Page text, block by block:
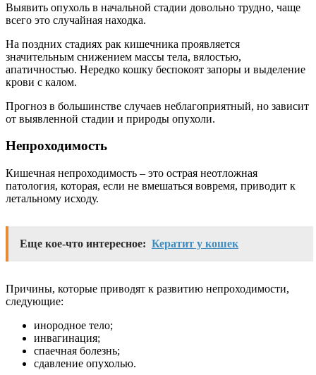
Выявить опухоль в начальной стадии довольно трудно, чаще
всего это случайная находка.
На поздних стадиях рак кишечника проявляется
значительным снижением массы тела, вялостью,
апатичностью. Нередко кошку беспокоят запоры и выделение
крови с калом.
Прогноз в большинстве случаев неблагоприятный, но зависит
от выявленной стадии и природы опухоли.
Непроходимость
Кишечная непроходимость – это острая неотложная
патология, которая, если не вмешаться вовремя, приводит к
летальному исходу.
Еще кое-что интересное: Кератит у кошек
Причины, которые приводят к развитию непроходимости,
следующие:
инородное тело;
инвагинация;
спаечная болезнь;
сдавление опухолью.